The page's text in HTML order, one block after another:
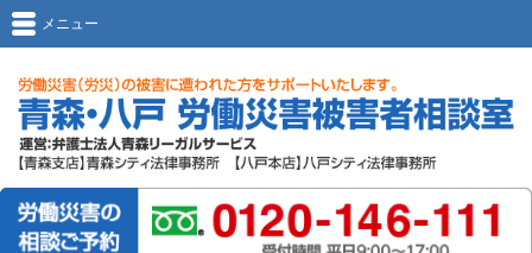
メニュー